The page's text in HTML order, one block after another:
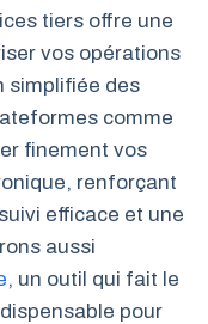
tiers offre une
vos opérations
simplifiée des
comme
finement vos
renforçant
efficace et une
aussi
, un outil qui fait le
pour